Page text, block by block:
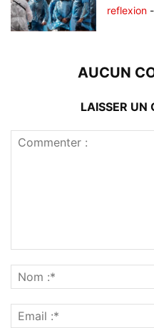
reflexion -
AUCUN
LAISSER UN